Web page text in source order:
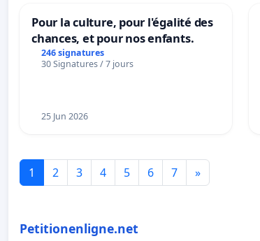
Pour la culture, pour l'égalité des
chances, et pour nos enfants.
246 signatures
30 Signatures / 7 jours
25 Jun 2026
1 2 3 4 5 6 7 »
Petitionenligne.net